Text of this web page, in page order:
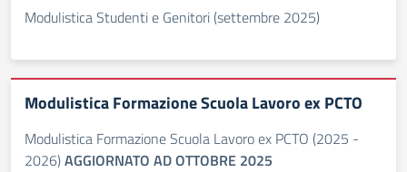
Modulistica Studenti e Genitori (settembre 2025)
Modulistica Formazione Scuola Lavoro ex PCTO
Modulistica Formazione Scuola Lavoro ex PCTO (2025 -
2026)AGGIORNATO AD OTTOBRE 2025